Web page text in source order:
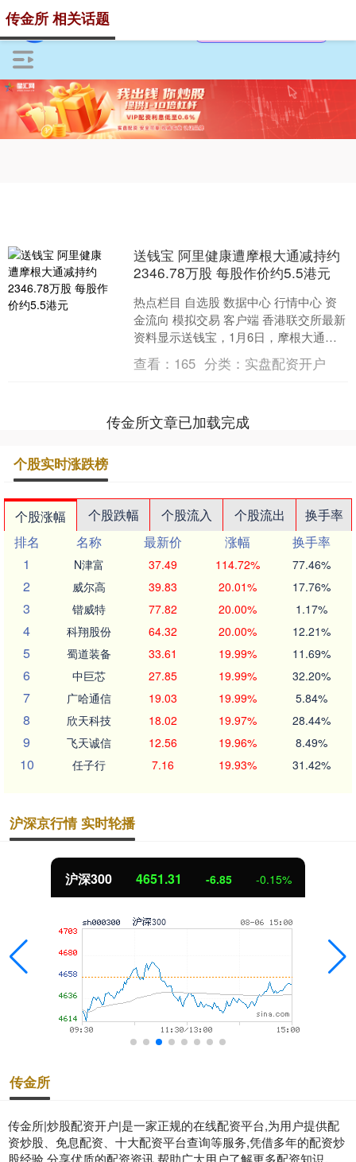
传金所 相关话题
送钱宝 阿里健康遭摩根大通减持约
2346.78万股 每股作价约5.5港元
热点栏目 自选股 数据中心 行情中心 资
金流向 模拟交易 客户端 香港联交所最新
资料显示送钱宝，1月6日，摩根大通减
持阿里健康（00241）2346.7799万....
查看： 165 分类： 实盘配资开户
传金所文章已加载完成
个股实时涨跌榜
个股涨幅 个股跌幅 个股流入 个股流出
换手率
排名
名称 最新价 涨幅
换手率
1
N津富 37.49 114.72% 77.46%
2 威尔高 39.83 20.01% 17.76%
3 锴威特 77.82 20.00% 1.17%
4 科翔股份 64.32 20.00% 12.21%
5 蜀道装备 33.61 19.99% 11.69%
6 中巨芯 27.85 19.99% 32.20%
7 广哈通信 19.03 19.99% 5.84%
8 欣天科技 18.02 19.97% 28.44%
9 飞天诚信 12.56 19.96% 8.49%
10 任子行 7.16 19.93% 31.42%
沪深京行情 实时轮播
沪深300 4651.31 -6.85 -0.15%
传金所
传金所|炒股配资开户|是一家正规的在线配资平台,为用户提供配
资炒股、免息配资、十大配资平台查询等服务,凭借多年的配资炒